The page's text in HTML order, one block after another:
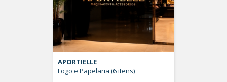
APORTIELLE
Logo e Papelaria (6 itens)